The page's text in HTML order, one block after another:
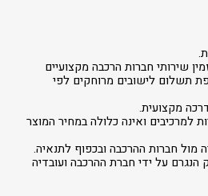
שירותי חברות הרכבה מקצועיים
תשלום לישובים מרוחקים לפי
מקצועית.
למרכיבים ואינה כלולה במחיר המוצר
מול חברות ההרכבה ובכפוף לתנאיה.
על ידי חברת ההרכבה ועובדיה